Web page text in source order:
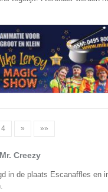
4 » »»
Creezy
in de plaats Escanaffles en